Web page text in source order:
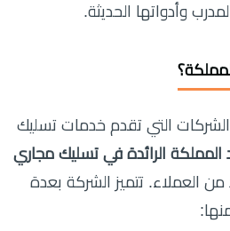
وأدواتها الحديثة.
التي تقدم خدمات تسليك
المملكة الرائدة في تسليك مجاري
من العملاء. تتميز الشركة بعدة